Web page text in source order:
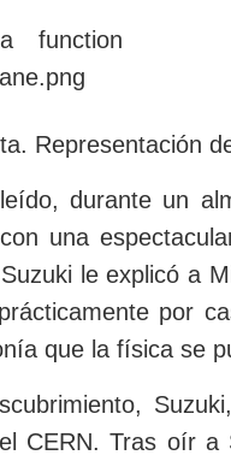
Representación
durante un
una
le explicó a
por
que la física se
CERN. Tras oír